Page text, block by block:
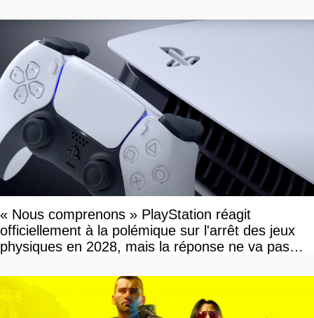
« Nous comprenons » PlayStation réagit
officiellement à la polémique sur l'arrêt des jeux
physiques en 2028, mais la réponse ne va pas